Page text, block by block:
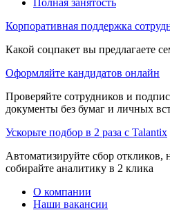
Корпоративная поддержка
Какой соцпакет вы предлагаете
Оформляйте кандидатов онлайн
Проверяйте сотрудников и
документы без бумаг и личных
Ускорьте подбор в 2 раза с Talantix
Автоматизируйте сбор откликов,
собирайте аналитику в 2 клика
О компании
Наши вакансии